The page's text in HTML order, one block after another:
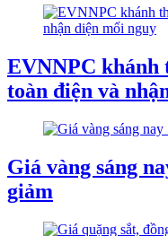
EVNNPC khánh
toàn điện và
Giá vàng sáng
giảm